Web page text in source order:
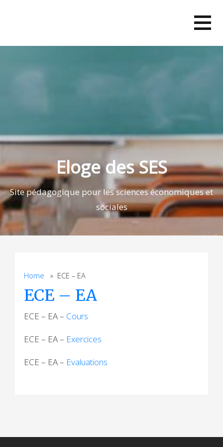
Eloge des SES
Site pédagogique pour les sciences économiques et
sociales
Home » ECE – EA
ECE – EA
ECE – EA – Cours
ECE – EA – Exercices
ECE – EA – Evaluations